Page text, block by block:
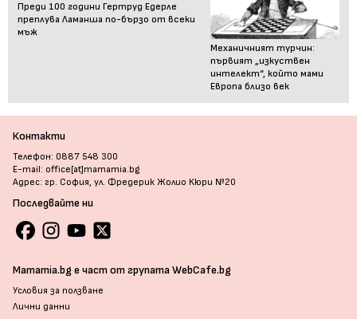
Преди 100 години Гертруд Едерле
преплува Ламанша по-бързо от всеки
мъж
Механичният турчин:
първият „изкуствен
интелект“, който мами
Европа близо век
Контакти
Телефон: 0887 548 300
E-mail: office[at]mamamia.bg
Адрес: гр. София, ул. Фредерик Жолио Кюри №20
Последвайте ни
Mamamia.bg е част от групата WebCafe.bg
Условия за ползване
Лични данни